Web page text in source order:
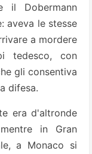
il Dobermann
aveva le stesse
a mordere
con
gli consentiva
difesa.
era d'altronde
in Gran
a Monaco si